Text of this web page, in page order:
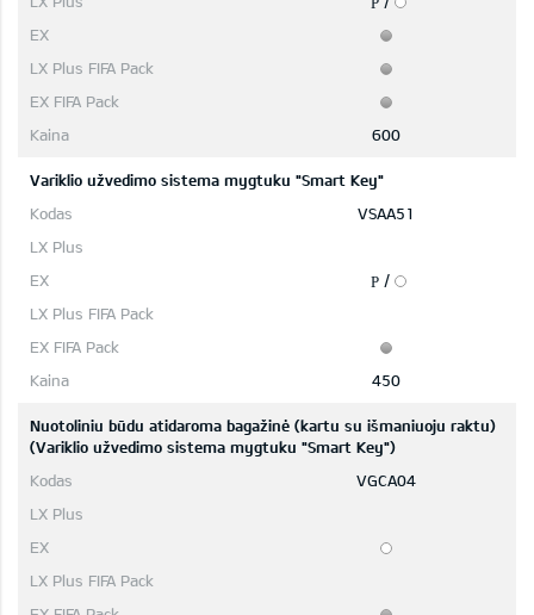
600
Variklio užvedimo sistema mygtuku "Smart Key"
VSAA51
P /
450
Nuotoliniu būdu atidaroma bagažinė (kartu su išmaniuoju raktu)
(Variklio užvedimo sistema mygtuku "Smart Key")
VGCA04